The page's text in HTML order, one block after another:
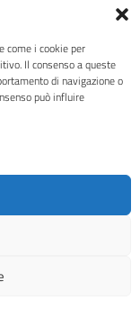
come i cookie per
Il consenso a queste
di navigazione o
può influire